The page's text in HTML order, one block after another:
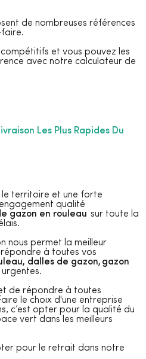
de nombreuses références
et vous pouvez les
avec notre calculateur de
Les Plus Rapides Du
le territoire et une forte
qualité
gazon en rouleau sur toute la
nous permet la meilleur
à toutes vos
dalles de gazon, gazon
urgentes.
de répondre à toutes
le choix d'une entreprise
c’est opter pour la qualité du
vert dans les meilleurs
pour le retrait dans notre